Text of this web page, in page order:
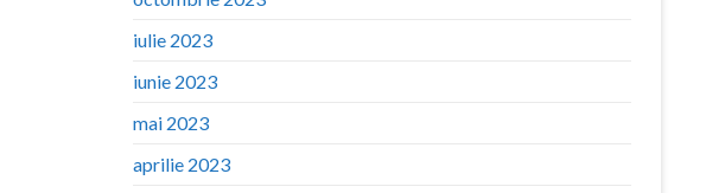
iulie 2023
iunie 2023
mai 2023
aprilie 2023